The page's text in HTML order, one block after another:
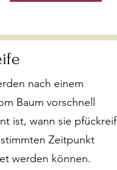
nach einem
Baum vorschnell
ist, wann sie pfückreif
Zeitpunkt
werden können.